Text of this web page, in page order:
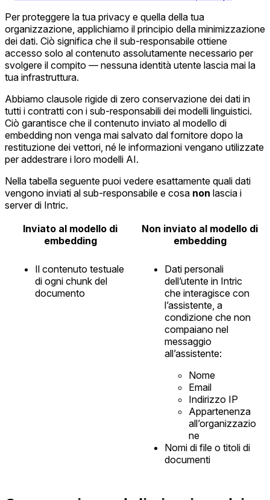
Per proteggere la tua privacy e quella della tua
organizzazione, applichiamo il principio della minimizzazione
dei dati. Ciò significa che il sub-responsabile ottiene
accesso solo al contenuto assolutamente necessario per
svolgere il compito — nessuna identità utente lascia mai la
tua infrastruttura.
Abbiamo clausole rigide di zero conservazione dei dati in
tutti i contratti con i sub-responsabili dei modelli linguistici.
Ciò garantisce che il contenuto inviato al modello di
embedding non venga mai salvato dal fornitore dopo la
restituzione dei vettori, né le informazioni vengano utilizzate
per addestrare i loro modelli AI.
Nella tabella seguente puoi vedere esattamente quali dati
vengono inviati al sub-responsabile e cosa non lascia i
server di Intric.
Inviato al modello di
embedding
Non inviato al modello di
embedding
Il contenuto testuale
di ogni chunk del
documento
Dati personali
dell’utente in Intric
che interagisce con
l’assistente, a
condizione che non
compaiano nel
messaggio
all’assistente:
Nome
Email
Indirizzo IP
Appartenenza
all’organizzazio
ne
Nomi di file o titoli di
documenti